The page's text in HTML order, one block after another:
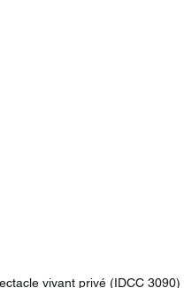
vivant privé (IDCC